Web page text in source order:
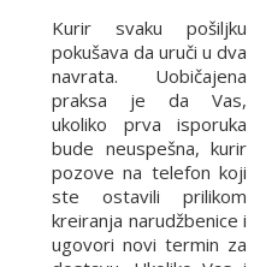
Kurir svaku pošiljku
pokušava da uruči u dva
navrata. Uobičajena
praksa je da Vas,
ukoliko prva isporuka
bude neuspešna, kurir
pozove na telefon koji
ste ostavili prilikom
kreiranja narudžbenice i
ugovori novi termin za